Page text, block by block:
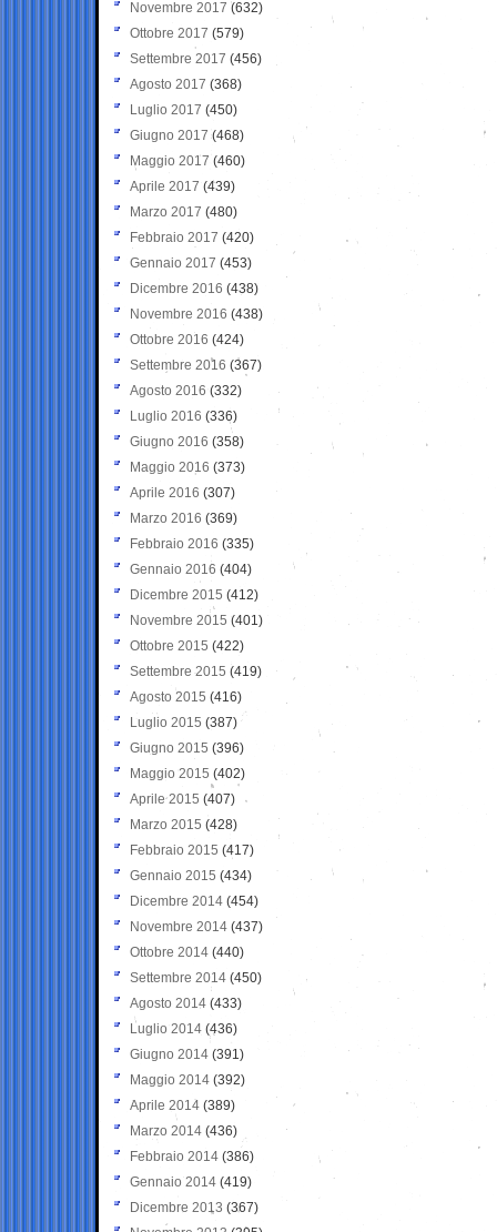
Novembre 2017 (632)
Ottobre 2017 (579)
Settembre 2017 (456)
Agosto 2017 (368)
Luglio 2017 (450)
Giugno 2017 (468)
Maggio 2017 (460)
Aprile 2017 (439)
Marzo 2017 (480)
Febbraio 2017 (420)
Gennaio 2017 (453)
Dicembre 2016 (438)
Novembre 2016 (438)
Ottobre 2016 (424)
Settembre 2016 (367)
Agosto 2016 (332)
Luglio 2016 (336)
Giugno 2016 (358)
Maggio 2016 (373)
Aprile 2016 (307)
Marzo 2016 (369)
Febbraio 2016 (335)
Gennaio 2016 (404)
Dicembre 2015 (412)
Novembre 2015 (401)
Ottobre 2015 (422)
Settembre 2015 (419)
Agosto 2015 (416)
Luglio 2015 (387)
Giugno 2015 (396)
Maggio 2015 (402)
Aprile 2015 (407)
Marzo 2015 (428)
Febbraio 2015 (417)
Gennaio 2015 (434)
Dicembre 2014 (454)
Novembre 2014 (437)
Ottobre 2014 (440)
Settembre 2014 (450)
Agosto 2014 (433)
Luglio 2014 (436)
Giugno 2014 (391)
Maggio 2014 (392)
Aprile 2014 (389)
Marzo 2014 (436)
Febbraio 2014 (386)
Gennaio 2014 (419)
Dicembre 2013 (367)